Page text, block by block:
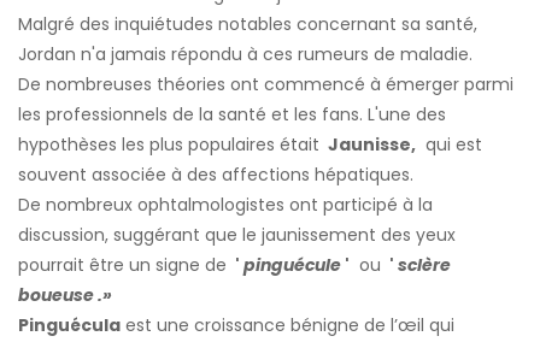
Malgré des inquiétudes notables concernant sa santé,
Jordan n'a jamais répondu à ces rumeurs de maladie.
De nombreuses théories ont commencé à émerger parmi
les professionnels de la santé et les fans. L'une des
hypothèses les plus populaires était Jaunisse, qui est
souvent associée à des affections hépatiques.
De nombreux ophtalmologistes ont participé à la
discussion, suggérant que le jaunissement des yeux
pourrait être un signe de ' pinguécule ' ou ' sclère
boueuse.»
Pinguécula est une croissance bénigne de l’œil qui